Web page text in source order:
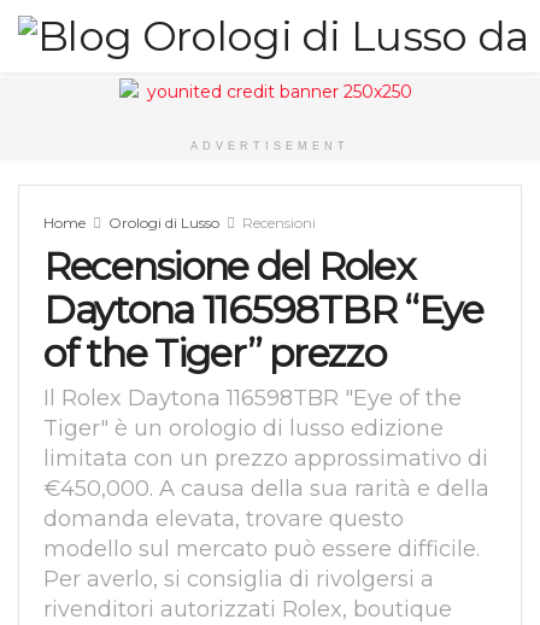
ADVERTISEMENT
Home Orologi di Lusso Recensioni
Recensione del Rolex
Daytona 116598TBR “Eye
of the Tiger” prezzo
Il Rolex Daytona 116598TBR "Eye of the
Tiger" è un orologio di lusso edizione
limitata con un prezzo approssimativo di
€450,000. A causa della sua rarità e della
domanda elevata, trovare questo
modello sul mercato può essere difficile.
Per averlo, si consiglia di rivolgersi a
rivenditori autorizzati Rolex, boutique